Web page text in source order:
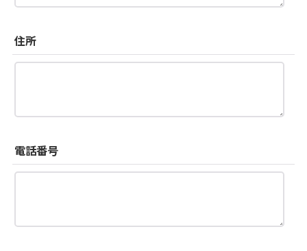
住所
電話番号